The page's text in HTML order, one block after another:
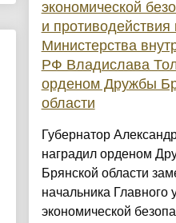
экономической
и противодействия
Министерства
РФ Владислава
орденом Дружбы
области
Губернатор
наградил орденом
Брянской области
начальника Главного
экономической